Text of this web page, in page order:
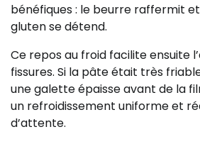
bénéfiques : le beurre raffermit
gluten se détend.
Ce repos au froid facilite ensuite
fissures. Si la pâte était très
une galette épaisse avant de la
un refroidissement uniforme et
d’attente.